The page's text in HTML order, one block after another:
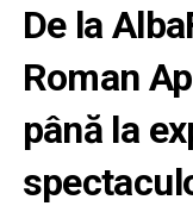
De la
Roman
până la